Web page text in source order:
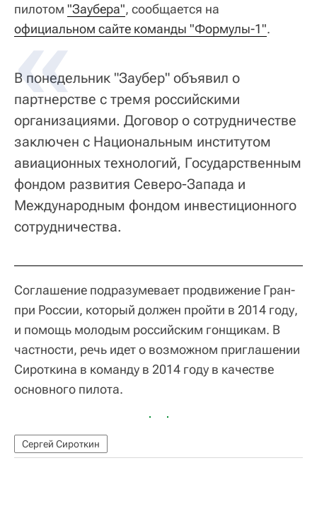
пилотом "Заубера", сообщается на
официальном сайте команды "Формулы-1".
В понедельник "Заубер" объявил о
партнерстве с тремя российскими
организациями. Договор о сотрудничестве
заключен с Национальным институтом
авиационных технологий, Государственным
фондом развития Северо-Запада и
Международным фондом инвестиционного
сотрудничества.
Соглашение подразумевает продвижение Гран-
при России, который должен пройти в 2014 году,
и помощь молодым российским гонщикам. В
частности, речь идет о возможном приглашении
Сироткина в команду в 2014 году в качестве
основного пилота.
Сергей Сироткин